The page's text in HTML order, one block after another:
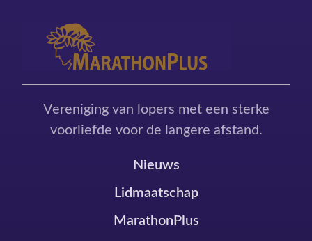
Vereniging van lopers met een sterke
voorliefde voor de langere afstand.
Nieuws
Lidmaatschap
MarathonPlus